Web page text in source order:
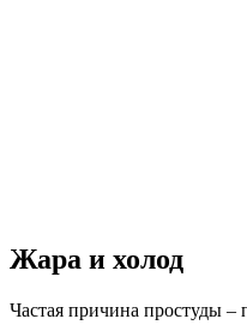
Жара и холод
Частая причина простуды –